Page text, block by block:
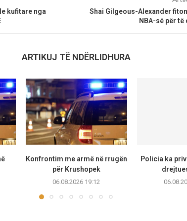
kufitare nga
Shai Gilgeous-Alexander
NBA-së për
ARTIKUJ TË NDËRLIDHURA
Konfrontim me armë në rrugën
për Krushopek
06.08.2026 19:12
Policia ka